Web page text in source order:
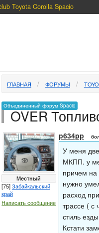
Toyota Corolla Spacio
ГЛАВНАЯ ФОРУМЫ
Объединенный форум Spacio
OVER
Местный
[75]Забайкальский
край
Написать сообщение
p634pp
У меня
МКПП. у
причем на
нужно
расход
трассе ( с
стиль
Кстати